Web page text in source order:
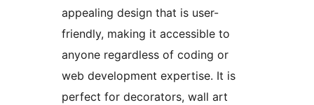
appealing design that is user-
friendly, making it accessible to
anyone regardless of coding or
web development expertise. It is
perfect for decorators, wall art